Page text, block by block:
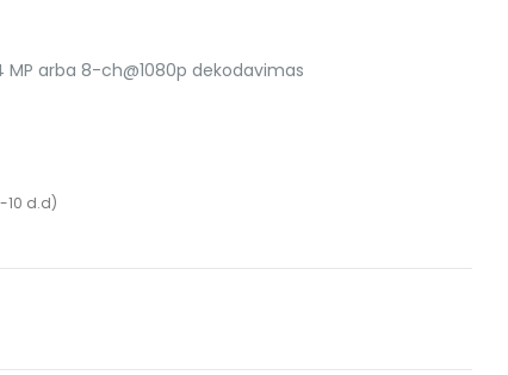
MP arba 8-ch@1080p dekodavimas
10 d.d)